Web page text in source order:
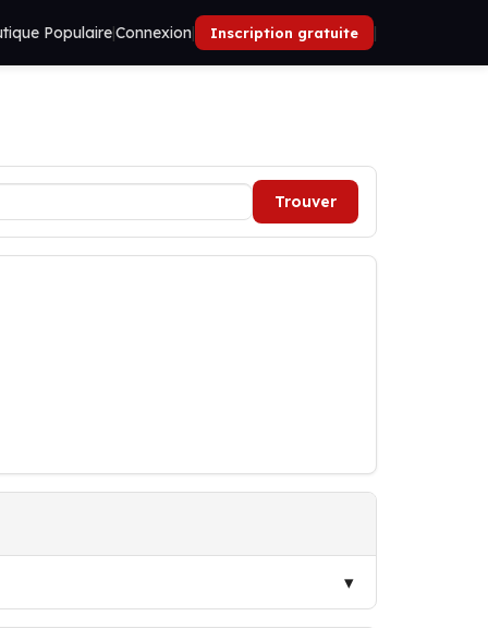
Populaire|Connexion| Inscription gratuite |
Trouver